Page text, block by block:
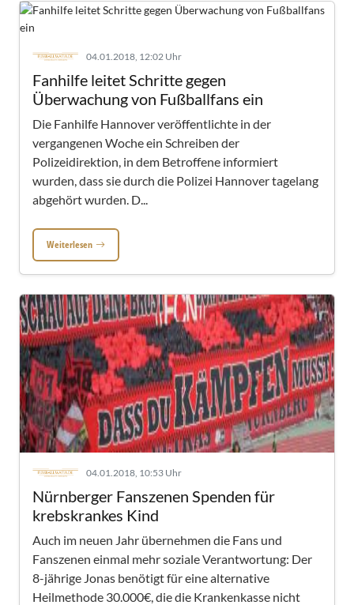
04.01.2018, 12:02 Uhr
Fanhilfe leitet Schritte gegen
Überwachung von Fußballfans ein
Die Fanhilfe Hannover veröffentlichte in der
vergangenen Woche ein ­Schreiben der
Polizeidirektion, in dem Betroffene informiert
wurden, dass sie durch die Polizei Hannover tagelang
abgehört wurden. D...
Weiterlesen
04.01.2018, 10:53 Uhr
Nürnberger Fanszenen Spenden für
krebskrankes Kind
Auch im neuen Jahr übernehmen die Fans und
Fanszenen einmal mehr soziale Verantwortung: Der
8-jährige Jonas benötigt für eine alternative
Heilmethode 30.000€, die die Krankenkasse nicht